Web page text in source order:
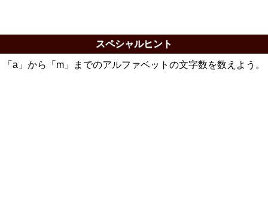
スペシャルヒント
「a」から「m」までのアルファベットの文字数を数えよう。